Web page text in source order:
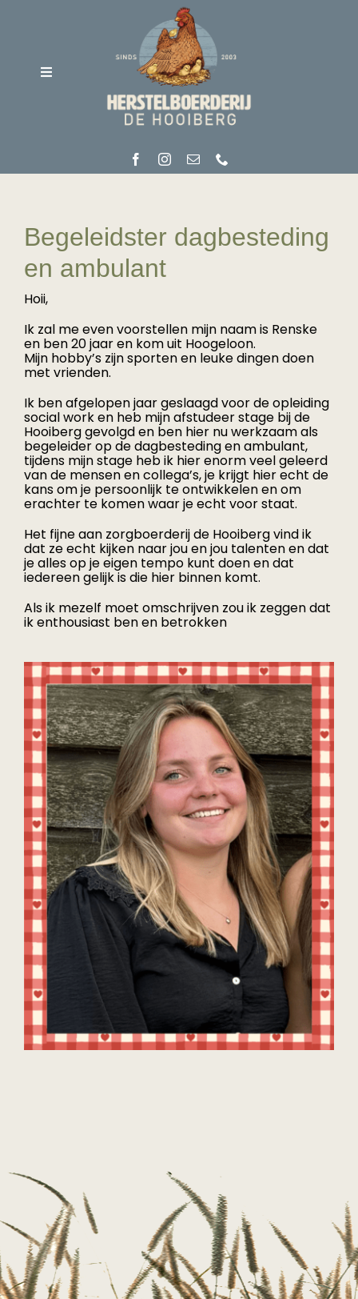
Toggle
Navigation
Home
Soorten zorg
Vacatures
Medewerkers
Contact
Agenda
In het nieuws
Begeleidster dagbesteding
en ambulant
Hoii,
Ik zal me even voorstellen mijn naam is Renske
en ben 20 jaar en kom uit Hoogeloon.
Mijn hobby’s zijn sporten en leuke dingen doen
met vrienden.
Ik ben afgelopen jaar geslaagd voor de opleiding
social work en heb mijn afstudeer stage bij de
Hooiberg gevolgd en ben hier nu werkzaam als
begeleider op de dagbesteding en ambulant,
tijdens mijn stage heb ik hier enorm veel geleerd
van de mensen en collega’s, je krijgt hier echt de
kans om je persoonlijk te ontwikkelen en om
erachter te komen waar je echt voor staat.
Het fijne aan zorgboerderij de Hooiberg vind ik
dat ze echt kijken naar jou en jou talenten en dat
je alles op je eigen tempo kunt doen en dat
iedereen gelijk is die hier binnen komt.
Als ik mezelf moet omschrijven zou ik zeggen dat
ik enthousiast ben en betrokken